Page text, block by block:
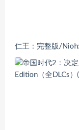
仁王：完整版/